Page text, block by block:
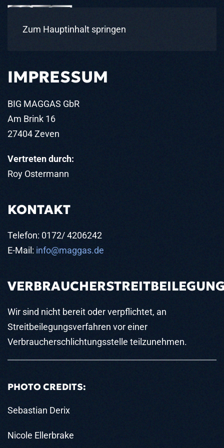
Zum Hauptinhalt springen
IMPRESSUM
BIG MAGGAS GbR
Am Brink 16
27404 Zeven
Vertreten durch:
Roy Ostermann
KONTAKT
Telefon: 0172/ 4206242
E-Mail: info@maggas.de
Wir sind nicht bereit oder verpflichtet, an
Streitbeilegungsverfahren vor einer
Verbraucherschlichtungsstelle teilzunehmen.
PHOTO CREDITS:
Sebastian Derix
Nicole Ellerbrake